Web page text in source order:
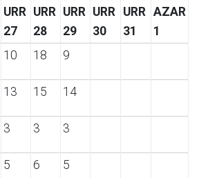
URR
27
URR
28
URR
29
URR
30
URR
31
AZAR
1
10 18 9
13 15 14
3 3 3
5 6 5